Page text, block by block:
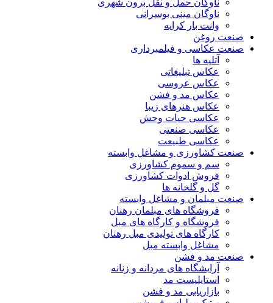
ناوگان مینی بوسرانی
وانت بار کرایه
صنعت روغن
صنعت عکاسی و فیلمبرداری
آتلیه ها
عکاس تبلیغاتی
عکاس عروسی
عکاس مد و فشن
عکاس هنرهای زیبا
عکاسی حیات وحش
عکاسی صنعتی
عکاسی طبیعت
صنعت کشاورزی و مشاغل وابسته
سم و سموم کشاورزی
فروش ادوات کشاورزی
گل و گلخانه ها
صنعت مبلمان و مشاغل وابسته
فروشگاه های مبلمان رهنان
فروشگاه و کارگاه های مبل
کارگاه های تولیدی مبل رهنان
مشاغل وابسته مبل
صنعت مد و فشن
آرایشگاه های مردانه و زنانه
استایلیست مد
بازاریابی مد و فشن